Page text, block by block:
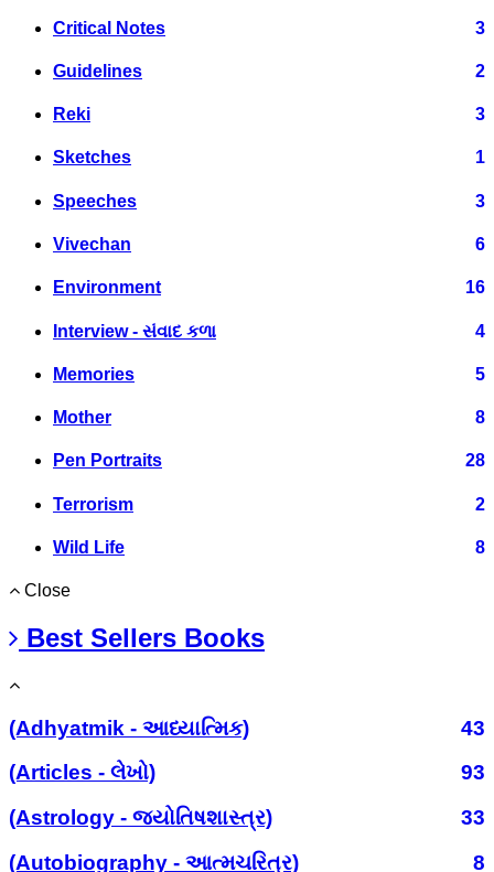
Critical Notes 3
Guidelines 2
Reki 3
Sketches 1
Speeches 3
Vivechan 6
Environment 16
Interview - સંવાદ કળા 4
Memories 5
Mother 8
Pen Portraits 28
Terrorism 2
Wild Life 8
Close
Best Sellers Books
(Adhyatmik - આધ્યાત્મિક)
43
(Articles - લેખો)
93
(Astrology - જ્યોતિષશાસ્ત્ર)
33
(Autobiography - આત્મચરિત્ર)
8